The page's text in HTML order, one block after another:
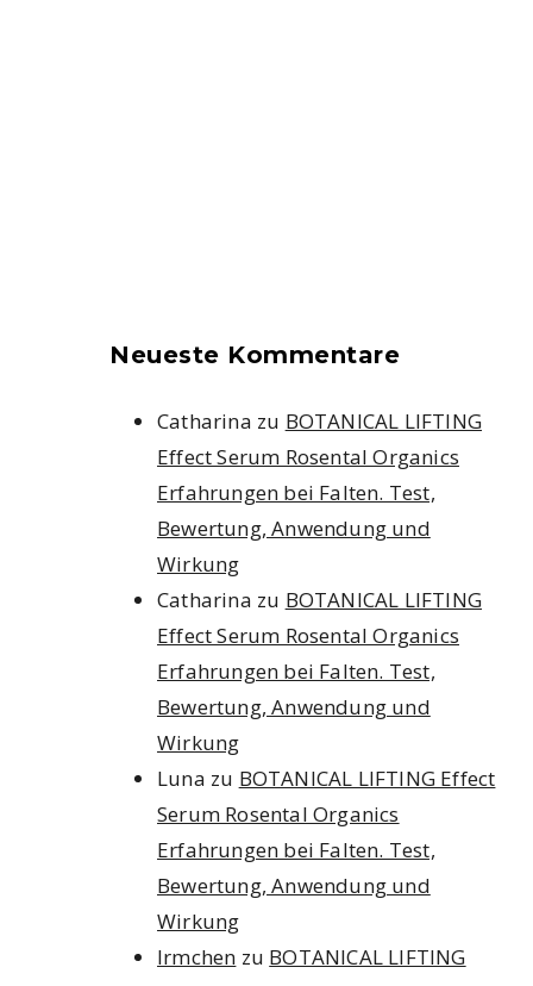
Neueste Kommentare
Catharina zu BOTANICAL LIFTING
Effect Serum Rosental Organics
Erfahrungen bei Falten. Test,
Bewertung, Anwendung und
Wirkung
Catharina zu BOTANICAL LIFTING
Effect Serum Rosental Organics
Erfahrungen bei Falten. Test,
Bewertung, Anwendung und
Wirkung
Luna zu BOTANICAL LIFTING Effect
Serum Rosental Organics
Erfahrungen bei Falten. Test,
Bewertung, Anwendung und
Wirkung
Irmchen zu BOTANICAL LIFTING